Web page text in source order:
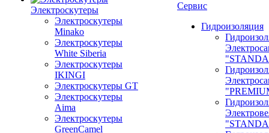
Электроскутеры
Электроскутеры
Minako
Электроскутеры
White Siberia
Электроскутеры
IKINGI
Электроскутеры GT
Электроскутеры
Aima
Электроскутеры
GreenCamel
Сервис
Гидроизоляция